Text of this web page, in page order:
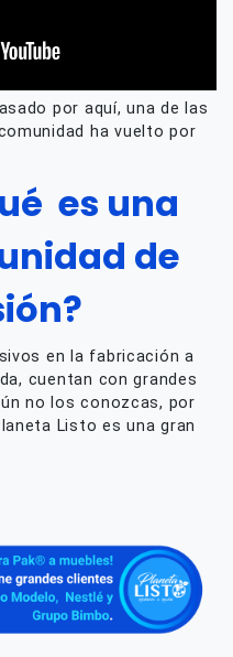
por aquí, una de las
ha vuelto por
es una
de
en la fabricación a
cuentan con grandes
no los conozcas, por
Listo es una gran